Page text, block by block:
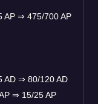
AP ⇒ 475/700 AP
AD ⇒ 80/120 AD
⇒ 15/25 AP